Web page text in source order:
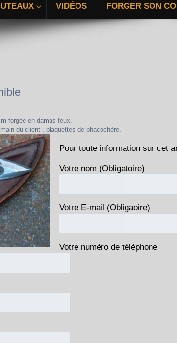
VIDÉOS FORGER SON
forgée en damas feux.
du client , plaquettes de phacochère.
Pour toute information sur cet
Votre nom (Obligatoire)
Votre E-mail (Obligaoire)
Votre numéro de téléphone